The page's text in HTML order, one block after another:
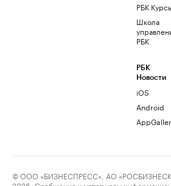
РБК
Школа
РБК
РБК
Новости
iOS
Android
© ООО «БИЗНЕСПРЕСС», АО